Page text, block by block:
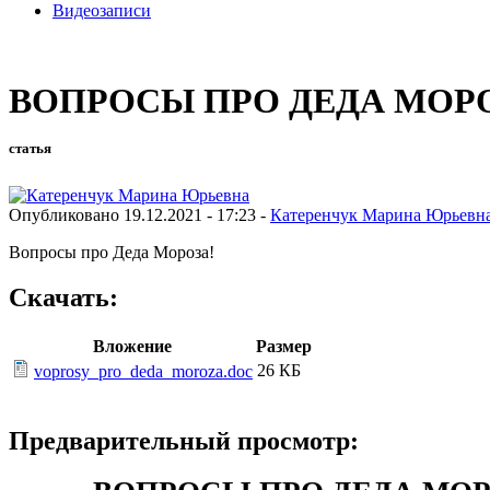
Видеозаписи
ВОПРОСЫ ПРО ДЕДА
статья
Опубликовано 19.12.2021 - 17:23 - Катеренчук Марина
Вопросы про Деда Мороза!
Скачать:
Вложение
Размер
voprosy_pro_deda_moroza.doc 26 КБ
Предварительный просмотр: